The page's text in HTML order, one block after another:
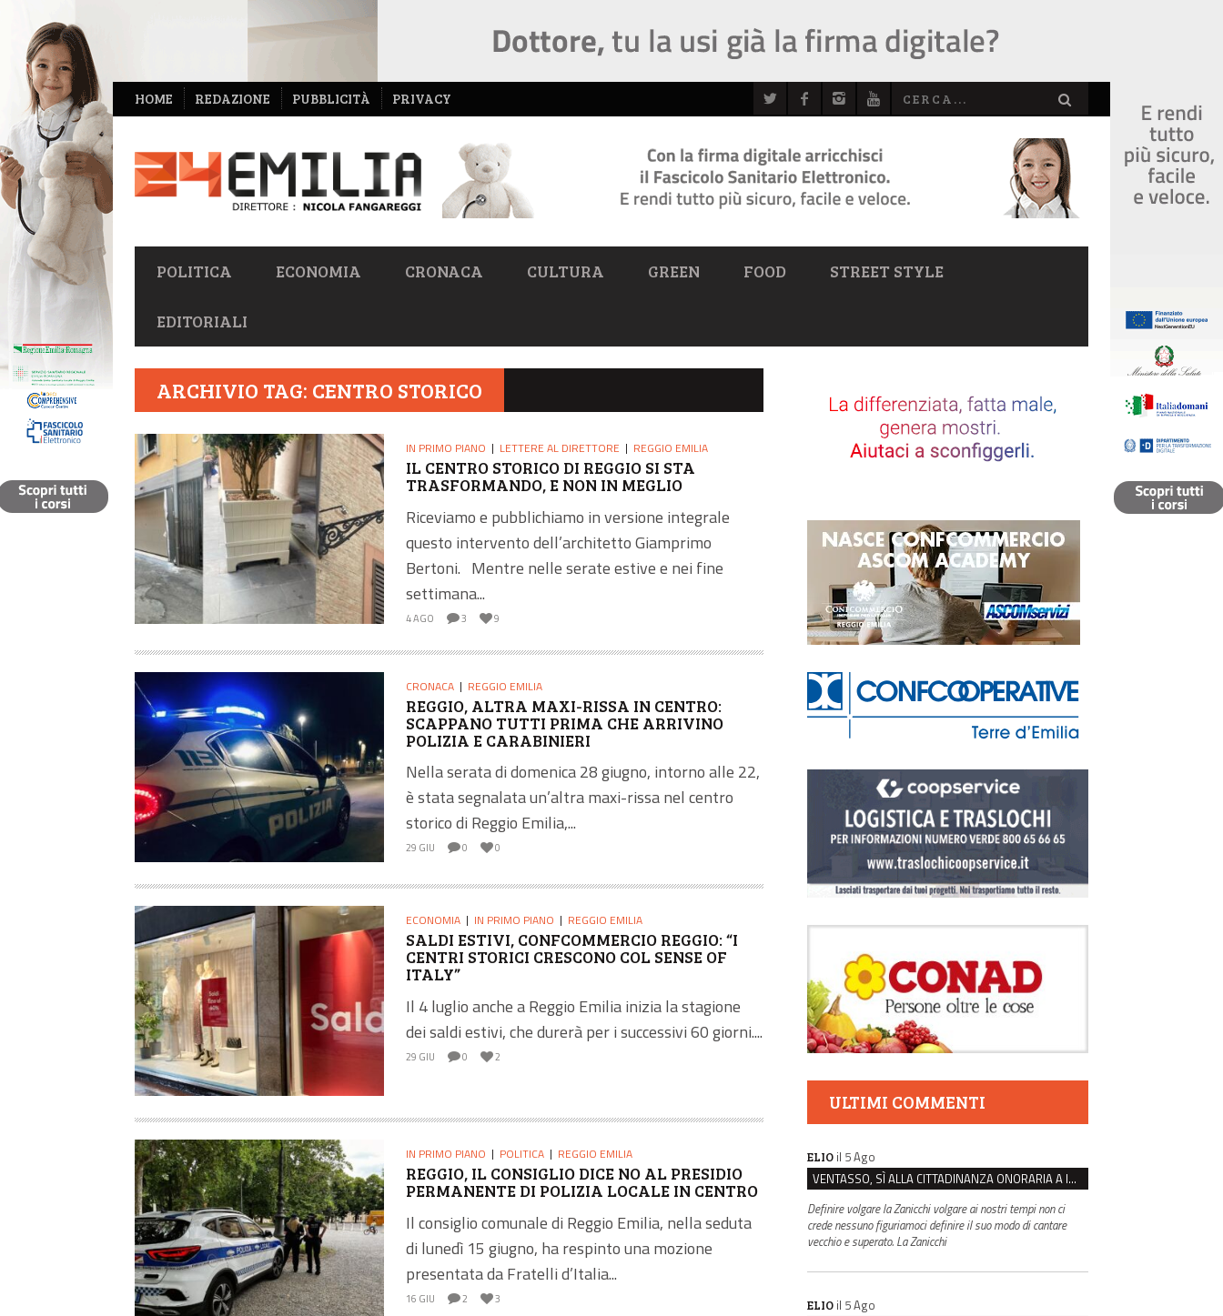
NAVIGAZIONE
SECONDARIA
HOME REDAZIONE PUBBLICITÀ PRIVACY
NAVIGAZIONE
PRIMARIA
POLITICA ECONOMIA CRONACA CULTURA GREEN FOOD STREET STYLE
EDITORIALI
ARCHIVIO TAG: CENTRO STORICO
IN PRIMO PIANO LETTERE AL DIRETTORE REGGIO EMILIA
IL CENTRO STORICO DI REGGIO SI STA
TRASFORMANDO, E NON IN MEGLIO
Riceviamo e pubblichiamo in versione integrale
questo intervento dell’architetto Giamprimo
Bertoni. Mentre nelle serate estive e nei fine
settimana...
4 AGO 3 9
CRONACA REGGIO EMILIA
REGGIO, ALTRA MAXI-RISSA IN CENTRO:
SCAPPANO TUTTI PRIMA CHE ARRIVINO
POLIZIA E CARABINIERI
Nella serata di domenica 28 giugno, intorno alle 22,
è stata segnalata un’altra maxi-rissa nel centro
storico di Reggio Emilia,...
29 GIU 0 0
ECONOMIA IN PRIMO PIANO REGGIO EMILIA
SALDI ESTIVI, CONFCOMMERCIO REGGIO: “I
CENTRI STORICI CRESCONO COL SENSE OF
ITALY”
Il 4 luglio anche a Reggio Emilia inizia la stagione
dei saldi estivi, che durerà per i successivi 60 giorni....
29 GIU 0 2
IN PRIMO PIANO POLITICA REGGIO EMILIA
REGGIO, IL CONSIGLIO DICE NO AL PRESIDIO
PERMANENTE DI POLIZIA LOCALE IN CENTRO
Il consiglio comunale di Reggio Emilia, nella seduta
di lunedì 15 giugno, ha respinto una mozione
presentata da Fratelli d’Italia...
16 GIU 2 3
ULTIMI COMMENTI
ELIO il 5 Ago
VENTASSO, SÌ ALLA CITTADINANZA ONORARIA A IVA ZANICCHI. MA BARGIACCHI: “È DI PESSIMO GUSTO”
Definire volgare la Zanicchi volgare ai nostri tempi non ci
crede nessuno figuriamoci definire il suo modo di cantare
vecchio e superato. La Zanicchi
ELIO il 5 Ago